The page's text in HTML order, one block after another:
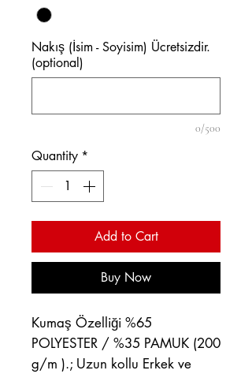
Nakış (İsim - Soyisim) Ücretsizdir.
(optional)
0/500
Quantity *
Add to Cart
Buy Now
Kumaş Özelliği %65
POLYESTER / %35 PAMUK (200
g/m ).; Uzun kollu Erkek ve